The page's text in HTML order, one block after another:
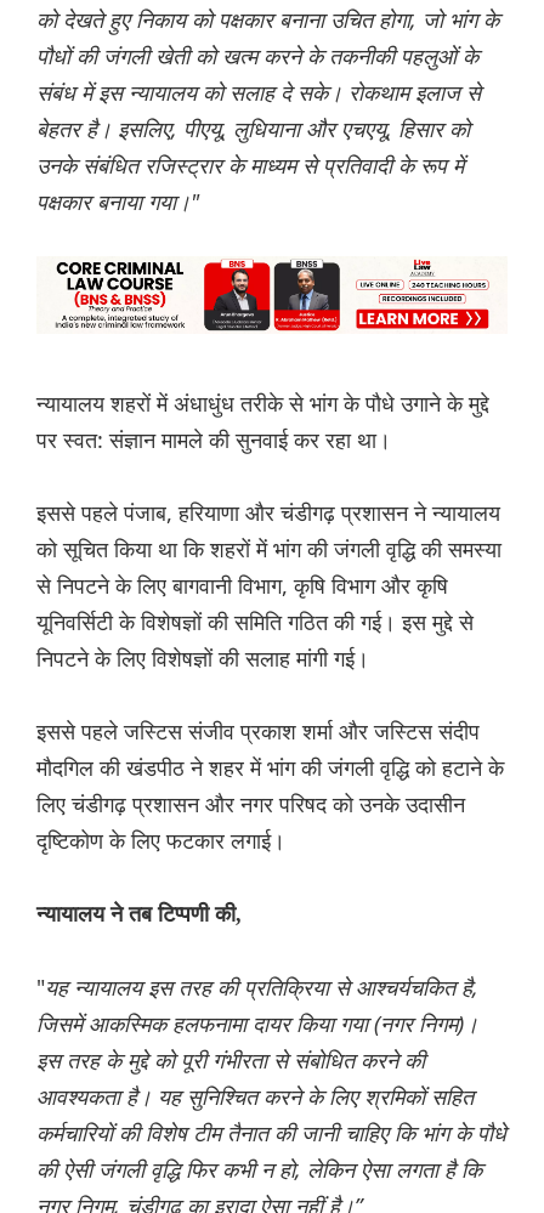
को देखते हुए निकाय को पक्षकार बनाना उचित होगा, जो भांग के
पौधों की जंगली खेती को खत्म करने के तकनीकी पहलुओं के
संबंध में इस न्यायालय को सलाह दे सके। रोकथाम इलाज से
बेहतर है। इसलिए, पीएयू, लुधियाना और एचएयू, हिसार को
उनके संबंधित रजिस्ट्रार के माध्यम से प्रतिवादी के रूप में
पक्षकार बनाया गया।"
न्यायालय शहरों में अंधाधुंध तरीके से भांग के पौधे उगाने के मुद्दे
पर स्वत: संज्ञान मामले की सुनवाई कर रहा था।
इससे पहले पंजाब, हरियाणा और चंडीगढ़ प्रशासन ने न्यायालय
को सूचित किया था कि शहरों में भांग की जंगली वृद्धि की समस्या
से निपटने के लिए बागवानी विभाग, कृषि विभाग और कृषि
यूनिवर्सिटी के विशेषज्ञों की समिति गठित की गई। इस मुद्दे से
निपटने के लिए विशेषज्ञों की सलाह मांगी गई।
इससे पहले जस्टिस संजीव प्रकाश शर्मा और जस्टिस संदीप
मौदगिल की खंडपीठ ने शहर में भांग की जंगली वृद्धि को हटाने के
लिए चंडीगढ़ प्रशासन और नगर परिषद को उनके उदासीन
दृष्टिकोण के लिए फटकार लगाई।
न्यायालय ने तब टिप्पणी की,
"यह न्यायालय इस तरह की प्रतिक्रिया से आश्चर्यचकित है,
जिसमें आकस्मिक हलफनामा दायर किया गया (नगर निगम)।
इस तरह के मुद्दे को पूरी गंभीरता से संबोधित करने की
आवश्यकता है। यह सुनिश्चित करने के लिए श्रमिकों सहित
कर्मचारियों की विशेष टीम तैनात की जानी चाहिए कि भांग के पौधे
की ऐसी जंगली वृद्धि फिर कभी न हो, लेकिन ऐसा लगता है कि
नगर निगम, चंडीगढ़ का इरादा ऐसा नहीं है।”